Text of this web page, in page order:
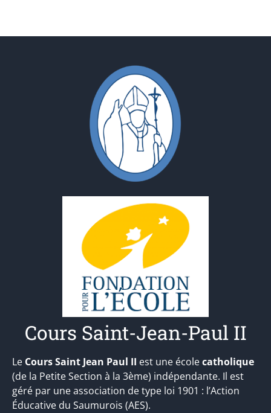
Cours Saint-Jean-Paul II
Le Cours Saint Jean Paul II est une écolecatholique
(de la Petite Section à la 3ème) indépendante. Il est
géré par une association de type loi 1901 : l’Action
Éducative du Saumurois (AES).